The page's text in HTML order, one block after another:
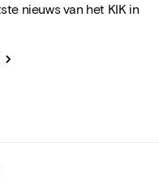
nieuws van het KIK in